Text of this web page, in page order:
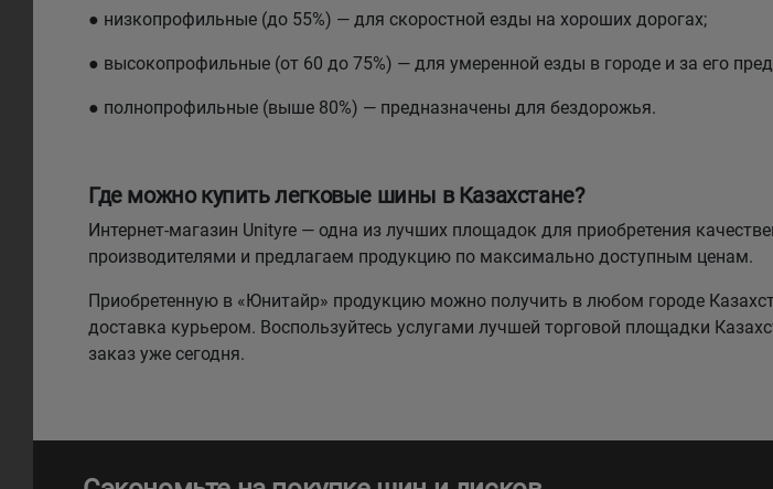
● низкопрофильные (до 55%) — для скоростной езды на хороших дорогах;
● высокопрофильные (от 60 до 75%) — для умеренной езды в городе и за его
● полнопрофильные (выше 80%) — предназначены для бездорожья.
Где можно купить легковые шины в Казахстане?
Интернет-магазин Unityre — одна из лучших площадок для приобретения
производителями и предлагаем продукцию по максимально доступным ценам.
Приобретенную в «Юнитайр» продукцию можно получить в любом городе
доставка курьером. Воспользуйтесь услугами лучшей торговой площадки
заказ уже сегодня.